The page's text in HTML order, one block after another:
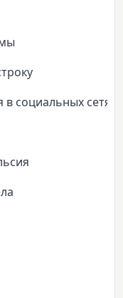
социальных сетях